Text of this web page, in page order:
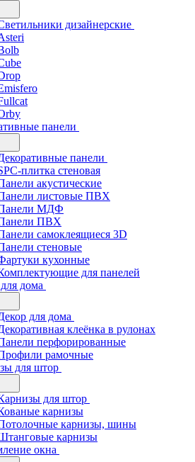
дизайнерские
панели
панели
плитка стеновая
акустические
листовые ПВХ
МДФ
ПВХ
самоклеящиеся 3D
стеновые
кухонные
для панелей
дома
для дома
клеёнка в рулонах
перфорированные
рамочные
для штор
для штор
карнизы
карнизы, шины
карнизы
окна